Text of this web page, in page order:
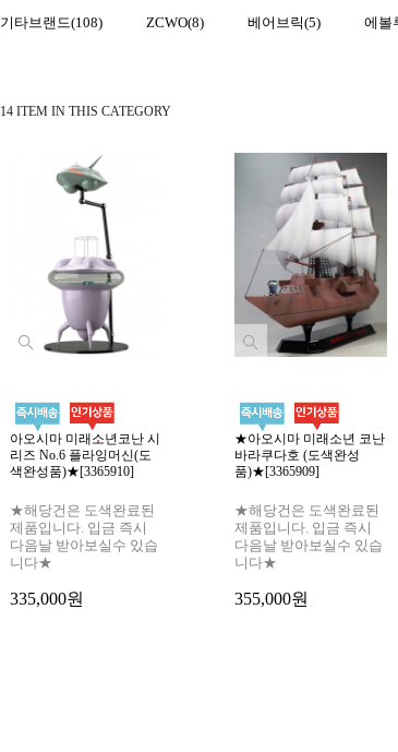
기타브랜드(108) ZCWO(8) 베어브릭(5) 에볼
14 ITEM IN THIS CATEGORY
아오시마 미래소년코난 시
리즈 No.6 플라잉머신(도
색완성품)★[3365910]
★해당건은 도색완료된
제품입니다. 입금 즉시
다음날 받아보실수 있습
니다★
335,000원
★아오시마 미래소년 코난
바라쿠다호 (도색완성
품)★[3365909]
★해당건은 도색완료된
제품입니다. 입금 즉시
다음날 받아보실수 있습
니다★
355,000원